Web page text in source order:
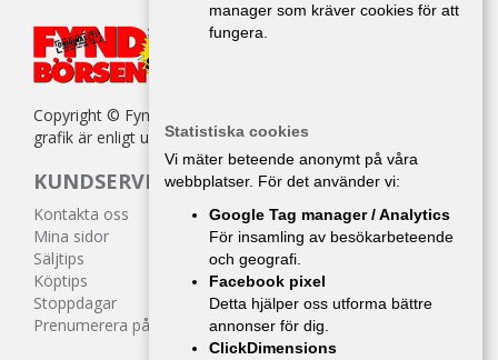
Copyright © Fyndbörsen. All kopiering av texter, bilder eller
grafik är enligt upphovsrättslagen förbjuden.
KUNDSERVICE
Kontakta oss
Mina sidor
Säljtips
Köptips
Stoppdagar
Prenumerera på tidningen
manager som kräver cookies för att
fungera.
Statistiska cookies
Vi mäter beteende anonymt på våra
webbplatser. För det använder vi:
Google Tag manager / Analytics
För insamling av besökarbeteende
och geografi.
Facebook pixel
Detta hjälper oss utforma bättre
annonser för dig.
ClickDimensions